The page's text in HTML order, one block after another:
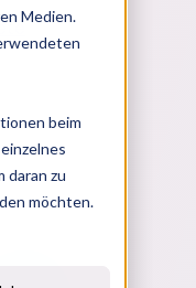
Medien.
beim
daran zu
möchten.